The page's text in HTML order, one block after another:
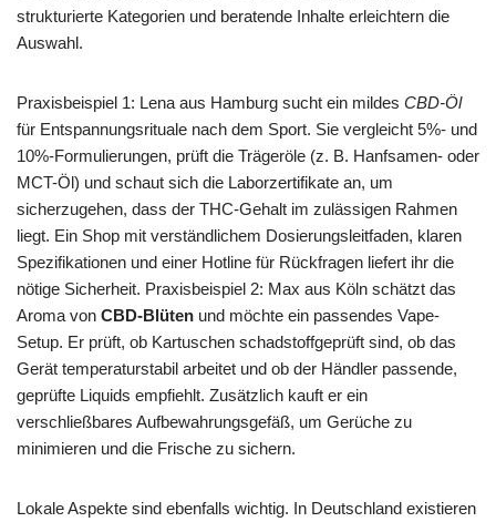
strukturierte Kategorien und beratende Inhalte erleichtern die
Auswahl.
Praxisbeispiel 1: Lena aus Hamburg sucht ein mildes CBD-Öl
für Entspannungsrituale nach dem Sport. Sie vergleicht 5%- und
10%-Formulierungen, prüft die Trägeröle (z. B. Hanfsamen- oder
MCT-Öl) und schaut sich die Laborzertifikate an, um
sicherzugehen, dass der THC-Gehalt im zulässigen Rahmen
liegt. Ein Shop mit verständlichem Dosierungsleitfaden, klaren
Spezifikationen und einer Hotline für Rückfragen liefert ihr die
nötige Sicherheit. Praxisbeispiel 2: Max aus Köln schätzt das
Aroma von CBD-Blüten und möchte ein passendes Vape-
Setup. Er prüft, ob Kartuschen schadstoffgeprüft sind, ob das
Gerät temperaturstabil arbeitet und ob der Händler passende,
geprüfte Liquids empfiehlt. Zusätzlich kauft er ein
verschließbares Aufbewahrungsgefäß, um Gerüche zu
minimieren und die Frische zu sichern.
Lokale Aspekte sind ebenfalls wichtig. In Deutschland existieren